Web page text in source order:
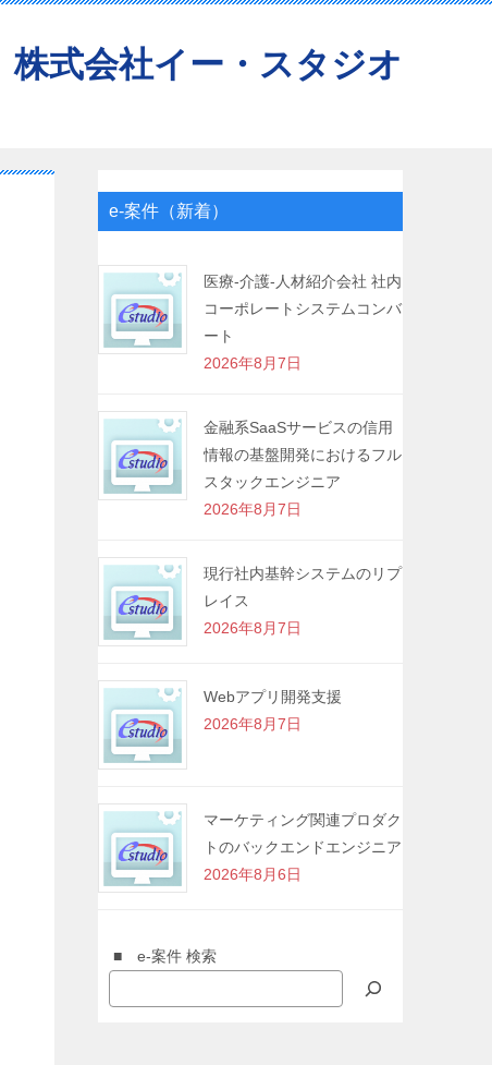
株式会社イー・スタジオ
e-案件（新着）
医療-介護-人材紹介会社 社内
コーポレートシステムコンバ
ート
2026年8月7日
金融系SaaSサービスの信用
情報の基盤開発におけるフル
スタックエンジニア
2026年8月7日
現行社内基幹システムのリプ
レイス
2026年8月7日
Webアプリ開発支援
2026年8月7日
マーケティング関連プロダク
トのバックエンドエンジニア
2026年8月6日
■ e-案件 検索